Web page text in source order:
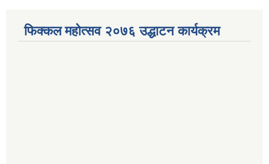
फिक्कल महोत्सव २०७६ उद्धाटन कार्यक्रम